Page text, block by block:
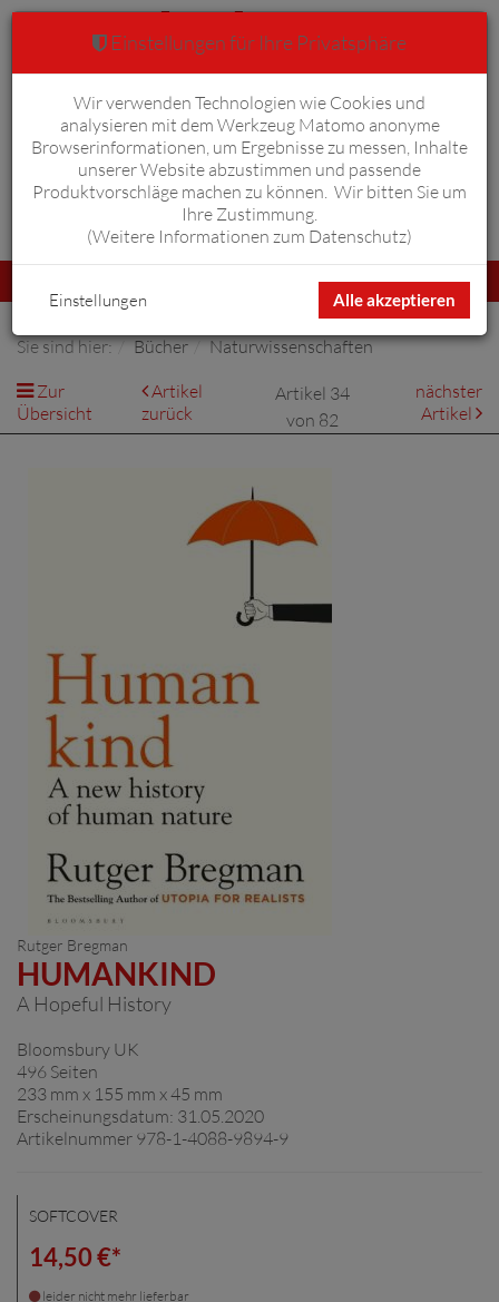
Anmelden Warenkorb 0
umschalten
Sie sind hier: Bücher
Naturwissenschaften
Zur
Übersicht
Artikel
zurück
Artikel 34
von 82
nächster
Artikel
Rutger Bregman
HUMANKIND
A Hopeful History
Bloomsbury UK
496 Seiten
233 mm x 155 mm x 45 mm
Erscheinungsdatum: 31.05.2020
Artikelnummer 978-1-4088-9894-9
SOFTCOVER
14,50 €*
leider nicht mehr lieferbar
Einstellungen für Ihre Privatsphäre
Wir verwenden Technologien wie Cookies und
analysieren mit dem Werkzeug Matomo anonyme
Browserinformationen, um Ergebnisse zu messen, Inhalte
unserer Website abzustimmen und passende
Produktvorschläge machen zu können. Wir bitten Sie um
Ihre Zustimmung.
(Weitere Informationen zum Datenschutz)
Alle akzeptieren
Einstellungen